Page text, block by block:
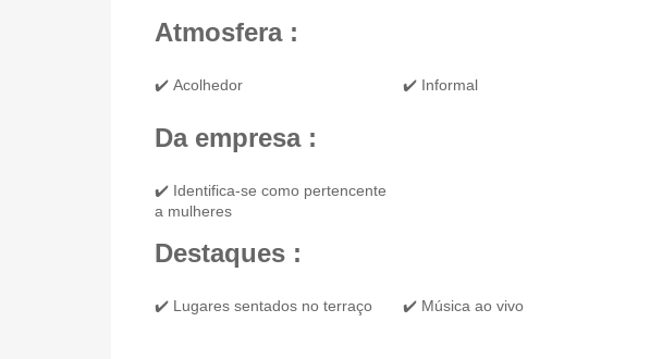
Atmosfera :
✔️ Acolhedor ✔️ Informal
Da empresa :
✔️ Identifica-se como pertencente
a mulheres
Destaques :
✔️ Lugares sentados no terraço ✔️ Música ao vivo